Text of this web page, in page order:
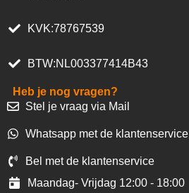
KVK:78767539
BTW:NL003377414B43
Heb je nog vragen?
Stel je vraag via Mail
Whatsapp met de klantenservice
Bel met de klantenservice
Maandag- Vrijdag 12:00 - 18:00